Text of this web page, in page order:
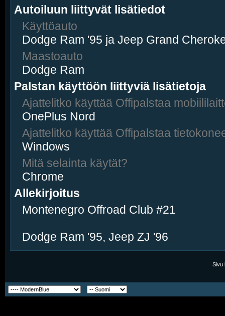
Autoiluun liittyvät lisätiedot
Käyttöauto
Dodge Ram '95 ja Jeep Grand
Maastoauto
Dodge Ram
Palstan käyttöön liittyviä lisätietoja
Ajattelitko käyttää Offipalstaa
OnePlus Nord
Ajattelitko käyttää Offipalstaa
Windows
Mitä selainta käytät?
Chrome
Allekirjoitus
Montenegro Offroad Club #21
Dodge Ram '95, Jeep ZJ '96
Sivu